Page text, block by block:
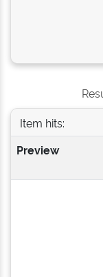
Item hits:
Preview